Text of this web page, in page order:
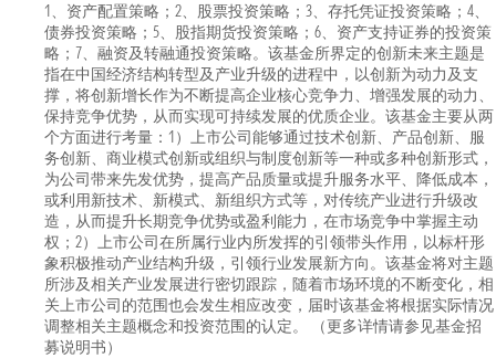
1、资产配置策略；2、股票投资策略；3、存托凭证投资策略；4、
债券投资策略；5、股指期货投资策略；6、资产支持证券的投资策
略；7、融资及转融通投资策略。该基金所界定的创新未来主题是
指在中国经济结构转型及产业升级的进程中，以创新为动力及支
撑，将创新增长作为不断提高企业核心竞争力、增强发展的动力、
保持竞争优势，从而实现可持续发展的优质企业。该基金主要从两
个方面进行考量：1）上市公司能够通过技术创新、产品创新、服
务创新、商业模式创新或组织与制度创新等一种或多种创新形式，
为公司带来先发优势，提高产品质量或提升服务水平、降低成本，
或利用新技术、新模式、新组织方式等，对传统产业进行升级改
造，从而提升长期竞争优势或盈利能力，在市场竞争中掌握主动
权；2）上市公司在所属行业内所发挥的引领带头作用，以标杆形
象积极推动产业结构升级，引领行业发展新方向。该基金将对主题
所涉及相关产业发展进行密切跟踪，随着市场环境的不断变化，相
关上市公司的范围也会发生相应改变，届时该基金将根据实际情况
调整相关主题概念和投资范围的认定。 （更多详情请参见基金招
募说明书）